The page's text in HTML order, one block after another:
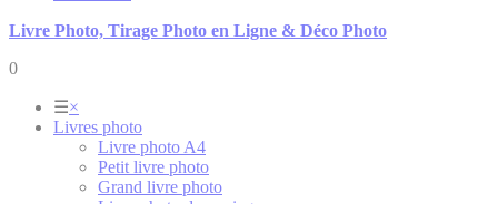
Livre Photo, Tirage Photo en Ligne & Déco Photo
0
☰×
Livres photo
Livre photo A4
Petit livre photo
Grand livre photo